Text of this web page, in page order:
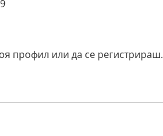
профил или да се регистрираш.